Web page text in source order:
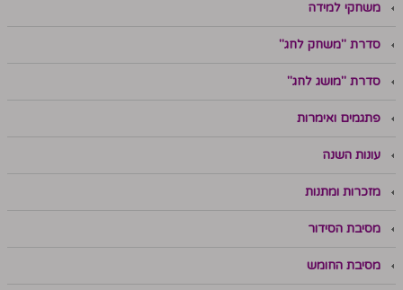
משחקי למידה
סדרת "משחק לחג"
סדרת "מושג לחג"
פתגמים ואימרות
עונות השנה
מזכרות ומתנות
מסיבת הסידור
מסיבת החומש